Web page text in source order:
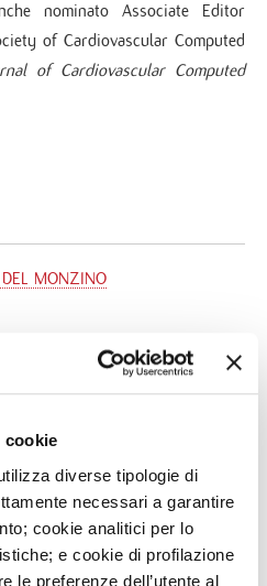
cookie
diverse tipologie di
necessari a garantire
cookie analitici per lo
e cookie di profilazione
le preferenze dell’utente al
nominato Associate Editor
of Cardiovascular Computed
of Cardiovascular Computed
DEL MONZINO
GREEN IN